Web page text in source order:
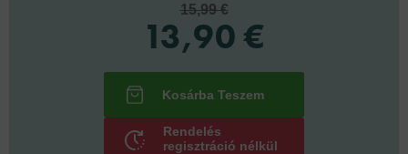
15,99 €
13,90 €
Rendelés
regisztráció nélkül